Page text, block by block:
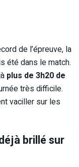
de l’épreuve, la
été dans le match.
plus de 3h20 de
très difficile.
vaciller sur les
brillé sur